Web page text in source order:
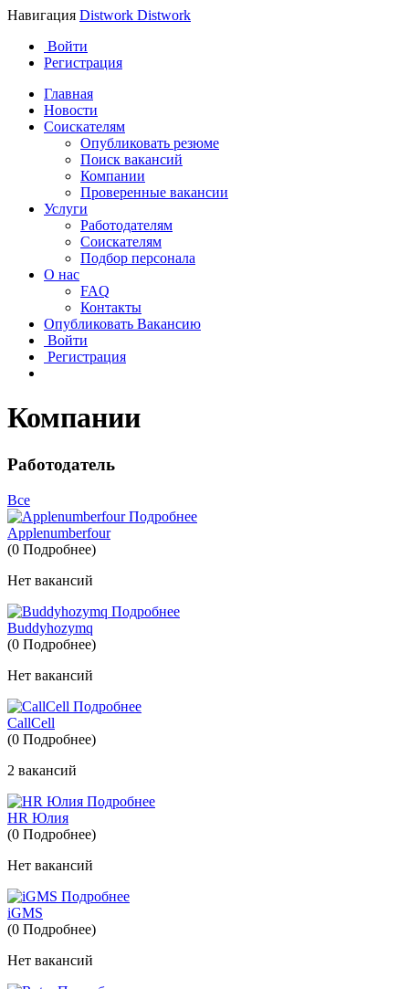
Навигация Distwork Distwork
Войти
Регистрация
Главная
Новости
Соискателям
Опубликовать резюме
Поиск вакансий
Компании
Проверенные вакансии
Услуги
Работодателям
Соискателям
Подбор персонала
О нас
FAQ
Контакты
Опубликовать Вакансию
Войти
Регистрация
Компании
Работодатель
Все
Подробнее
Applenumberfour
(0 Подробнее)
Нет вакансий
Подробнее
Buddyhozymq
(0 Подробнее)
Нет вакансий
Подробнее
CallCell
(0 Подробнее)
2 вакансий
Подробнее
HR Юлия
(0 Подробнее)
Нет вакансий
Подробнее
iGMS
(0 Подробнее)
Нет вакансий